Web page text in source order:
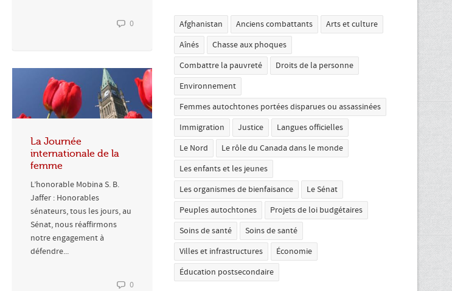
0
La Journée
internationale de la
femme
L’honorable Mobina S. B.
Jaffer : Honorables
sénateurs, tous les jours, au
Sénat, nous réaffirmons
notre engagement à
défendre...
0
Afghanistan Anciens combattants
Arts et culture
Aînés
Chasse aux phoques
Combattre la pauvreté
Droits de la personne
Environnement
Femmes autochtones portées disparues ou assassinées
Immigration
Justice
Langues officielles
Le Nord
Le rôle du Canada dans le monde
Les enfants et les jeunes
Les organismes de bienfaisance
Le Sénat
Peuples autochtones
Projets de loi budgétaires
Soins de santé
Soins de santé
Villes et infrastructures
Économie
Éducation postsecondaire